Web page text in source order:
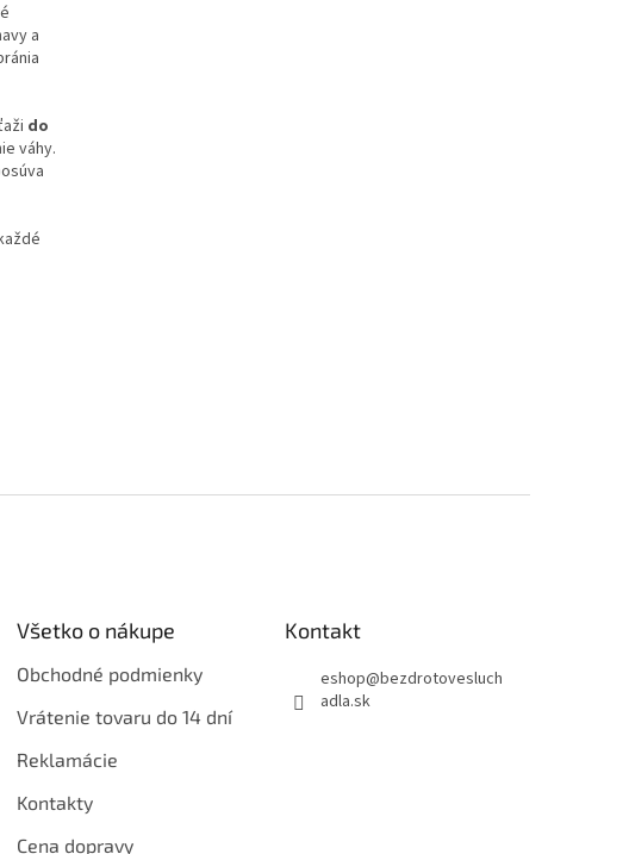
a
do
váhy.
Všetko o nákupe
Obchodné podmienky
Vrátenie tovaru do 14 dní
Reklamácie
Kontakty
Cena dopravy
Kontakt
eshop@bezdrotovesluch
adla.sk